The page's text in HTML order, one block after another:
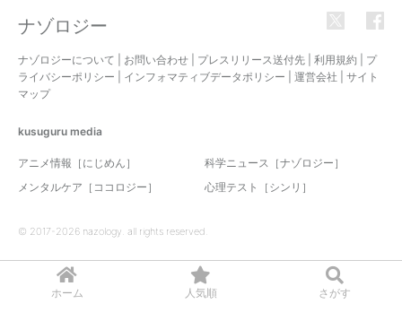
ホーム 人気順 さがす
ナゾロジー
ナゾロジーについて お問い合わせ プレスリリース送付先 利用規約
プ
ライバシーポリシー
インフォマティブデータポリシー 運営会社
サイト
マップ
kusuguru media
アニメ情報［にじめん］
科学ニュース［ナゾロジー］
メンタルケア［ココロジー］
心理テスト［シンリ］
© 2017-2026 nazology. all rights reserved.